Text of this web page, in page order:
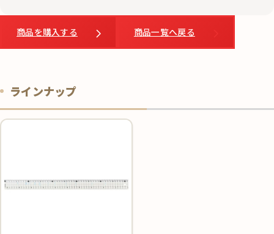
商品を購入する 商品一覧へ戻る
ラインナップ